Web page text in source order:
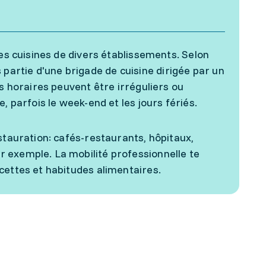
cuisines de divers établissements. Selon
d'une brigade de cuisine dirigée par un
horaires peuvent être irréguliers ou
parfois le week-end et les jours fériés.
cafés-restaurants, hôpitaux,
La mobilité professionnelle te
et habitudes alimentaires.